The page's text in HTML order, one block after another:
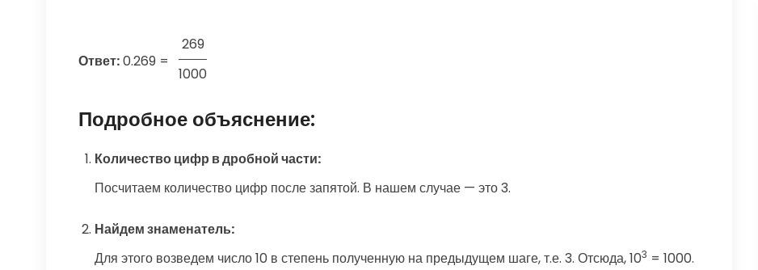
Ответ:0.269 =
269
1000
Подробное объяснение:
Количество цифр в дробной части:
Посчитаем количество цифр после запятой. В нашем случае — это 3.
Найдем знаменатель:
Для этого возведем число 10 в степень полученную на предыдущем шаге, т.е. 3. Отсюда, 103 = 1000.